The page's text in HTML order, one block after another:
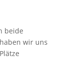
beide
wir uns